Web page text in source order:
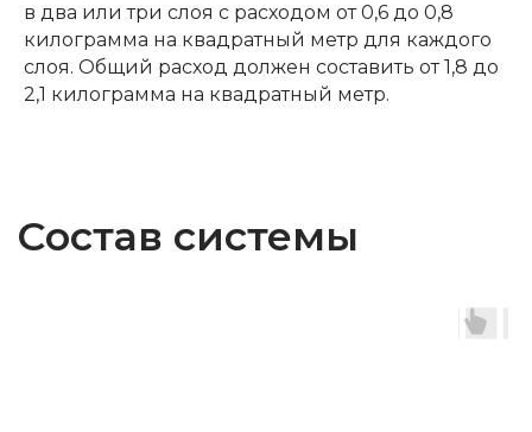
в два или три слоя с расходом от 0,6 до 0,8
килограмма на квадратный метр для каждого
слоя. Общий расход должен составить от 1,8 до
2,1 килограмма на квадратный метр.